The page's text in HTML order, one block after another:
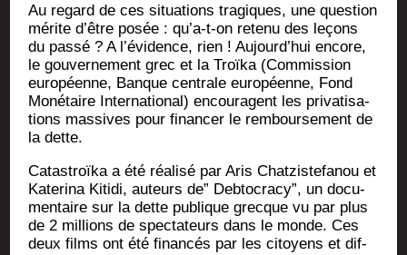
Au regard de ces situa­tions tra­giques, une ques­tion
mérite d’être posée : qu’a‑t-on rete­nu des leçons
du pas­sé ? A l’évidence, rien ! Aujourd’hui encore,
le gou­ver­ne­ment grec et la Troï­ka (Com­mis­sion
euro­péenne, Banque cen­trale euro­péenne, Fond
Moné­taire Inter­na­tio­nal) encou­ragent les pri­va­ti­sa­
tions mas­sives pour finan­cer le rem­bour­se­ment de
la dette.
Catas­troï­ka a été réa­li­sé par Aris Chat­zis­te­fa­nou et
Kate­ri­na Kiti­di, auteurs de” Deb­to­cra­cy”, un docu­
men­taire sur la dette publique grecque vu par plus
de 2 mil­lions de spec­ta­teurs dans le monde. Ces
deux films ont été finan­cés par les citoyens et dif­